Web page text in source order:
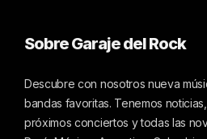
Sobre Garaje del Rock
Descubre con nosotros nueva
bandas favoritas. Tenemos
próximos conciertos y todas las